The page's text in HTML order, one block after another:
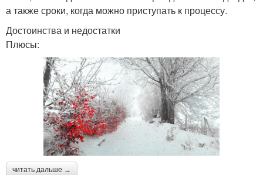
а также сроки, когда можно приступать к процессу.
Достоинства и недостатки
Плюсы:
читать дальше →